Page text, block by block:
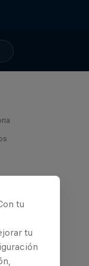
tu
tu